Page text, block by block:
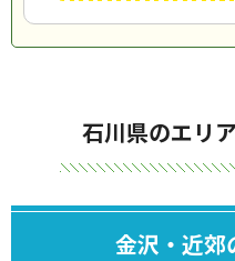
石川県のエリ
金沢・近郊